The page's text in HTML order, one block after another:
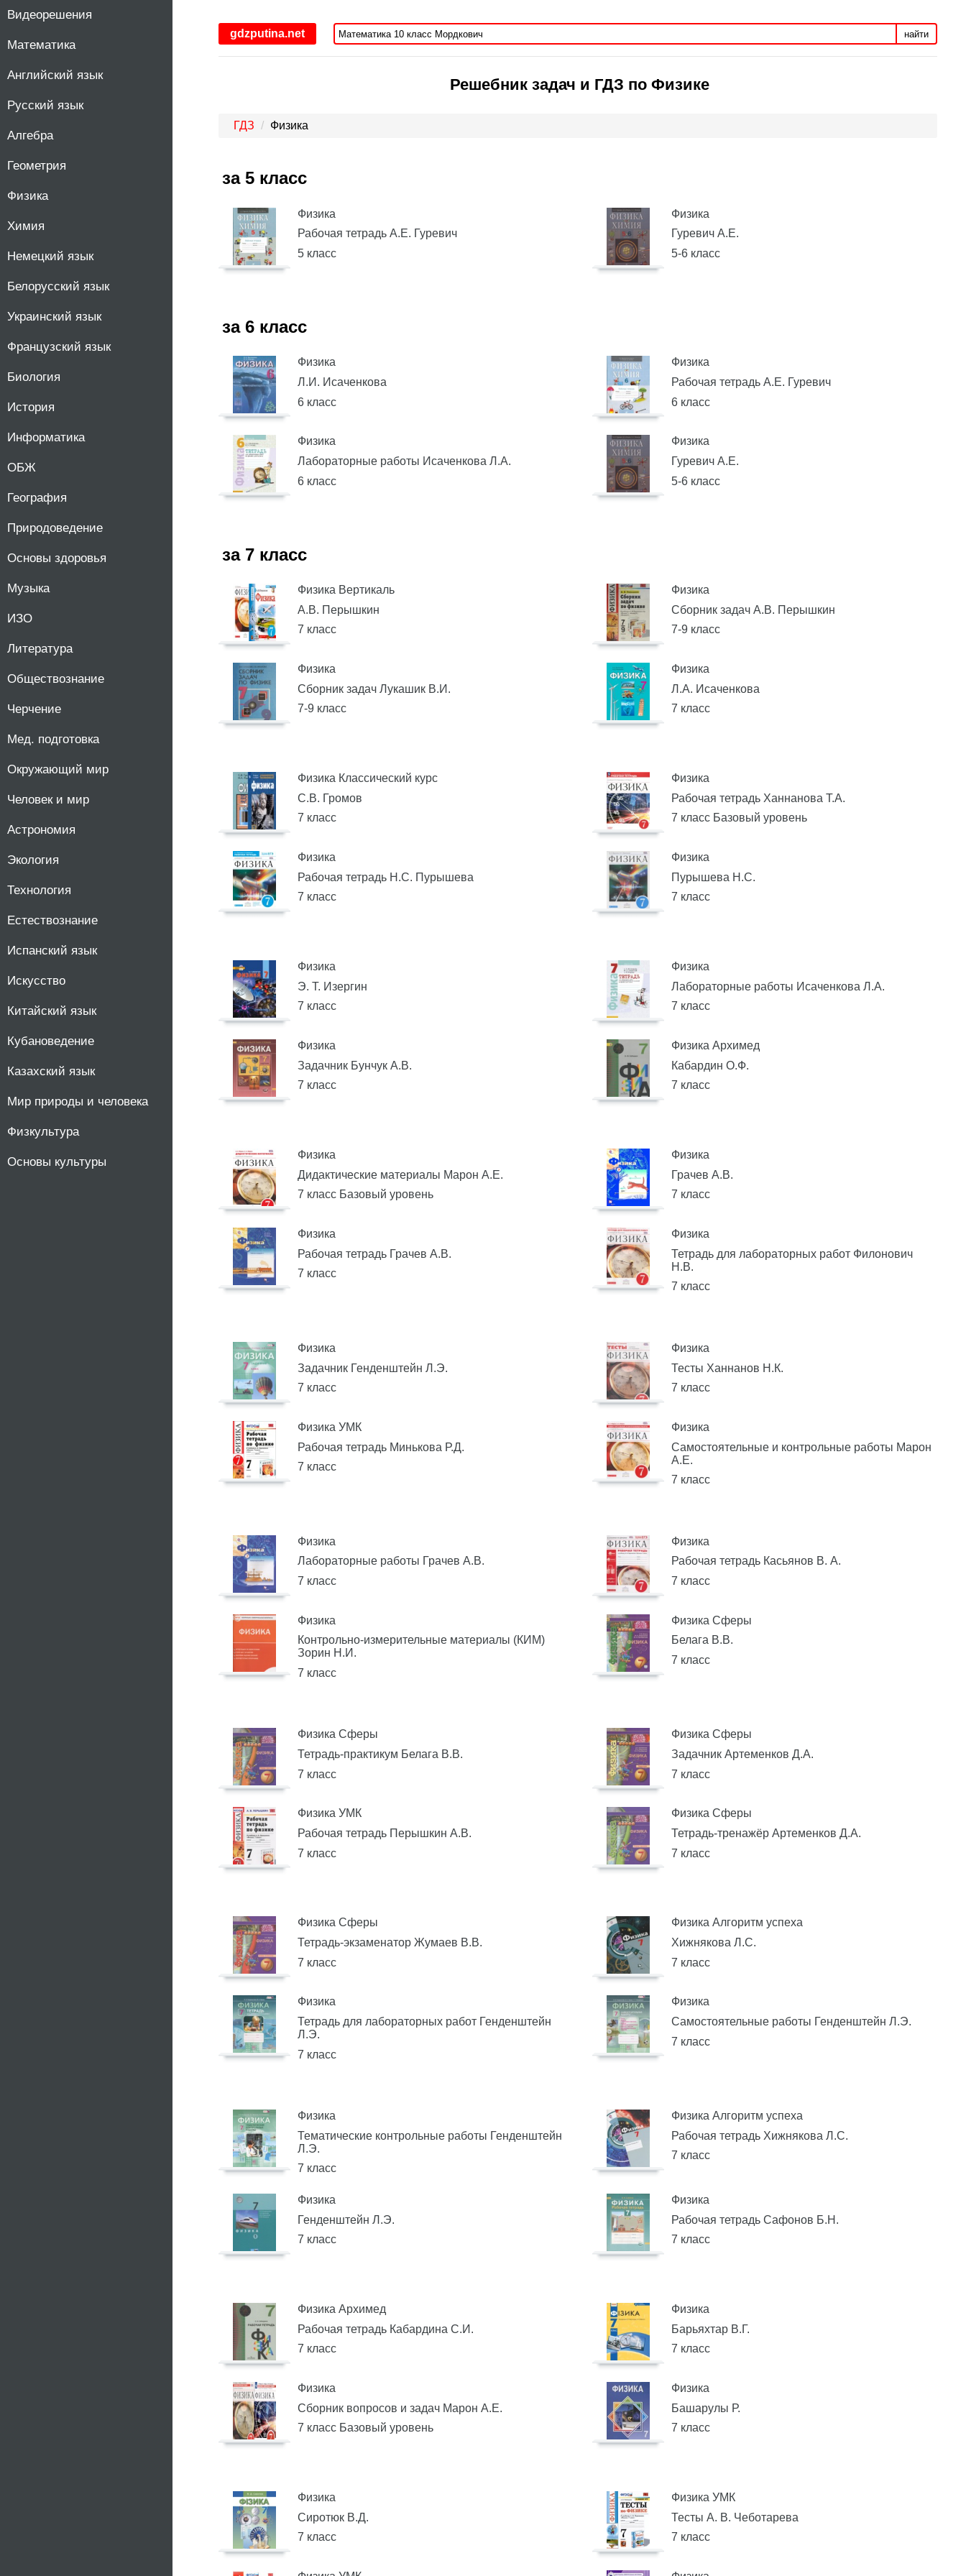
Видеорешения
Математика
Английский язык
Русский язык
Алгебра
Геометрия
Физика
Химия
Немецкий язык
Белорусский язык
Украинский язык
Французский язык
Биология
История
Информатика
ОБЖ
География
Природоведение
Основы здоровья
Музыка
ИЗО
Литература
Обществознание
Черчение
Мед. подготовка
Окружающий мир
Человек и мир
Астрономия
Экология
Технология
Естествознание
Испанский язык
Искусство
Китайский язык
Кубановедение
Казахский язык
Мир природы и человека
Физкультура
Основы культуры
gdzputina.net найти
Решебник задач и ГДЗ по Физике
ГДЗ Физика
за 5 класс
Физика
Рабочая тетрадь А.Е. Гуревич
5 класс
Физика
Гуревич А.Е.
5-6 класс
за 6 класс
Физика
Л.И. Исаченкова
6 класс
Физика
Рабочая тетрадь А.Е. Гуревич
6 класс
Физика
Лабораторные работы Исаченкова Л.А.
6 класс
Физика
Гуревич А.Е.
5-6 класс
за 7 класс
Физика Вертикаль
А.В. Перышкин
7 класс
Физика
Сборник задач А.В. Перышкин
7-9 класс
Физика
Сборник задач Лукашик В.И.
7-9 класс
Физика
Л.А. Исаченкова
7 класс
Физика Классический курс
С.В. Громов
7 класс
Физика
Рабочая тетрадь Ханнанова Т.А.
7 класс Базовый уровень
Физика
Рабочая тетрадь Н.С. Пурышева
7 класс
Физика
Пурышева Н.С.
7 класс
Физика
Э. Т. Изергин
7 класс
Физика
Лабораторные работы Исаченкова Л.А.
7 класс
Физика
Задачник Бунчук А.В.
7 класс
Физика Архимед
Кабардин О.Ф.
7 класс
Физика
Дидактические материалы Марон А.Е.
7 класс Базовый уровень
Физика
Грачев А.В.
7 класс
Физика
Рабочая тетрадь Грачев А.В.
7 класс
Физика
Тетрадь для лабораторных работ Филонович
Н.В.
7 класс
Физика
Задачник Генденштейн Л.Э.
7 класс
Физика
Тесты Ханнанов Н.К.
7 класс
Физика УМК
Рабочая тетрадь Минькова Р.Д.
7 класс
Физика
Самостоятельные и контрольные работы Марон
А.Е.
7 класс
Физика
Лабораторные работы Грачев А.В.
7 класс
Физика
Рабочая тетрадь Касьянов В. А.
7 класс
Физика
Контрольно-измерительные материалы (КИМ)
Зорин Н.И.
7 класс
Физика Сферы
Белага В.В.
7 класс
Физика Сферы
Тетрадь-практикум Белага В.В.
7 класс
Физика Сферы
Задачник Артеменков Д.А.
7 класс
Физика УМК
Рабочая тетрадь Перышкин А.В.
7 класс
Физика Сферы
Тетрадь-тренажёр Артеменков Д.А.
7 класс
Физика Сферы
Тетрадь-экзаменатор Жумаев В.В.
7 класс
Физика Алгоритм успеха
Хижнякова Л.С.
7 класс
Физика
Тетрадь для лабораторных работ Генденштейн
Л.Э.
7 класс
Физика
Самостоятельные работы Генденштейн Л.Э.
7 класс
Физика
Тематические контрольные работы Генденштейн
Л.Э.
7 класс
Физика Алгоритм успеха
Рабочая тетрадь Хижнякова Л.С.
7 класс
Физика
Генденштейн Л.Э.
7 класс
Физика
Рабочая тетрадь Сафонов Б.Н.
7 класс
Физика Архимед
Рабочая тетрадь Кабардина С.И.
7 класс
Физика
Барьяхтар В.Г.
7 класс
Физика
Сборник вопросов и задач Марон А.Е.
7 класс Базовый уровень
Физика
Башарулы Р.
7 класс
Физика
Сиротюк В.Д.
7 класс
Физика УМК
Тесты А. В. Чеботарева
7 класс